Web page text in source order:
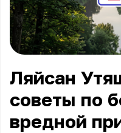
Ляйсан
советы по
вредной